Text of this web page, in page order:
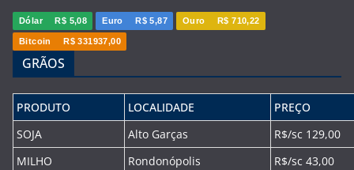
Dólar R$ 5,08 Euro R$ 5,87 Ouro R$ 710,22
Bitcoin R$ 331937,00
GRÃOS
PRODUTO LOCALIDADE
PREÇO
SOJA
Alto Garças
R$/sc 129,00
MILHO
Rondonópolis
R$/sc 43,00